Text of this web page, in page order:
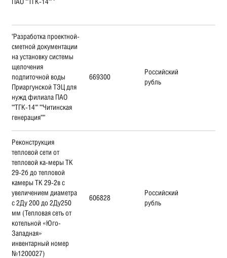
"Разработка проектной-
сметной документации
на установку системы
щелочения
подпиточной воды
Приаргунской ТЭЦ для
нужд филиала ПАО
""ТГК-14"" ""Читинская
генерация"""
669300
Российский
рубль
Реконструкция
тепловой сети от
тепловой ка-меры ТК
29-2б до тепловой
камеры ТК 29-2в с
увеличением диаметра
с 2Ду 200 до 2Ду250
мм (Тепловая сеть от
котельной «Юго-
Западная»
инвентарный номер
№1200027)
606828
Российский
рубль